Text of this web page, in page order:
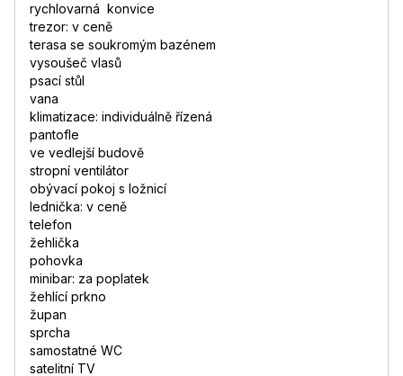
rychlovarná konvice
trezor: v ceně
terasa se soukromým bazénem
vysoušeč vlasů
psací stůl
vana
klimatizace: individuálně řízená
pantofle
ve vedlejší budově
stropní ventilátor
obývací pokoj s ložnicí
lednička: v ceně
telefon
žehlička
pohovka
minibar: za poplatek
žehlící prkno
župan
sprcha
samostatné WC
satelitní TV